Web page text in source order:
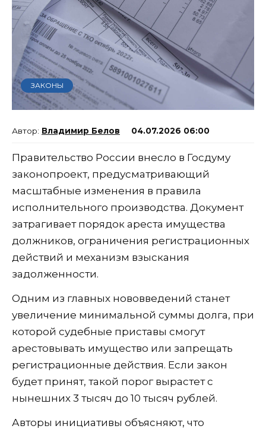
ЗАКОНЫ
Владимир Белов 04.07.2026 06:00
Правительство России внесло в Госдуму
законопроект, предусматривающий
масштабные изменения в правила
исполнительного производства. Документ
затрагивает порядок ареста имущества
должников, ограничения регистрационных
действий и механизм взыскания
задолженности.
Одним из главных нововведений станет
увеличение минимальной суммы долга, при
которой судебные приставы смогут
арестовывать имущество или запрещать
регистрационные действия. Если закон
будет принят, такой порог вырастет с
нынешних 3 тысяч до 10 тысяч рублей.
Авторы инициативы объясняют, что